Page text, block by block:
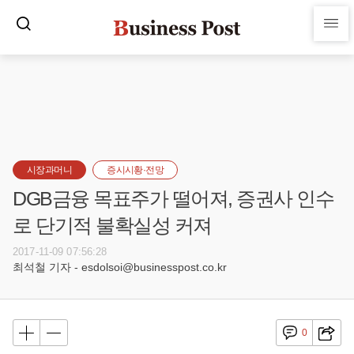
시장과머니 증시시황·전망
DGB금융 목표주가 떨어져, 증권사 인수
로 단기적 불확실성 커져
2017-11-09 07:56:28
최석철 기자 - esdolsoi@businesspost.co.kr
0